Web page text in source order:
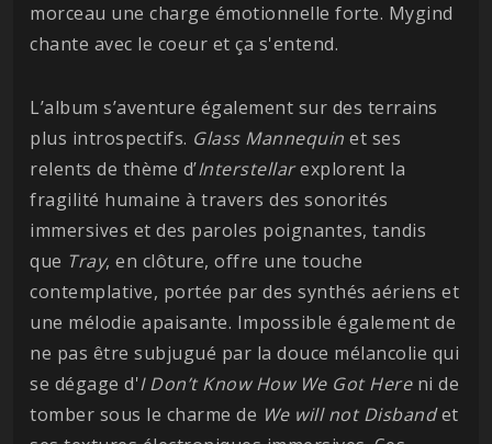
morceau une charge émotionnelle forte. Mygind
chante avec le coeur et ça s'entend.
L’album s’aventure également sur des terrains
plus introspectifs. Glass Mannequin et ses
relents de thème d’Interstellarexplorent la
fragilité humaine à travers des sonorités
immersives et des paroles poignantes, tandis
que Tray, en clôture, offre une touche
contemplative, portée par des synthés aériens et
une mélodie apaisante. Impossible également de
ne pas être subjugué par la douce mélancolie qui
se dégage d'I Don’t Know How We Got Here ni de
tomber sous le charme de We will not Disbandet